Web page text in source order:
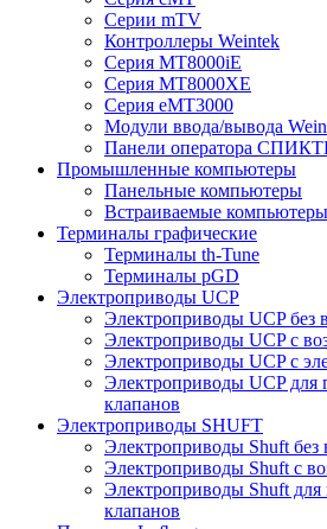
Серии mTV
Контроллеры Weintek
Серия MT8000iE
Серия MT8000XE
Серия eMT3000
Модули ввода/вывода
Панели оператора
Промышленные компьютеры
Панельные компьютеры
Встраиваемые компьютеры
Терминалы графические
Терминалы th-Tune
Терминалы pGD
Электроприводы UCP
Электроприводы UCP без
Электроприводы UCP с
Электроприводы UCP с
Электроприводы UCP для
клапанов
Электроприводы SHUFT
Электроприводы Shuft
Электроприводы Shuft с
Электроприводы Shuft
клапанов